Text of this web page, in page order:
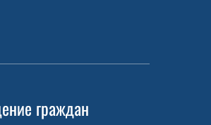
граждан